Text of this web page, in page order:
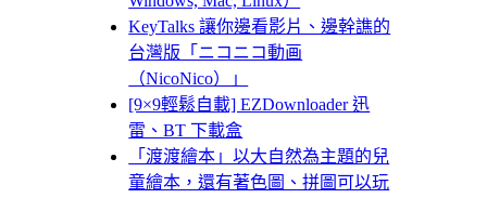
KeyTalks 讓你邊看影片、邊幹譙的
台灣版「ニコニコ動画
（NicoNico）」
[9×9輕鬆自載] EZDownloader 迅
雷、BT 下載盒
「渡渡繪本」以大自然為主題的兒
童繪本，還有著色圖、拼圖可以玩